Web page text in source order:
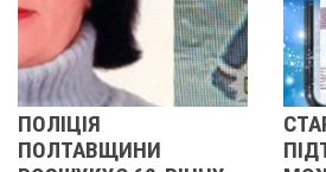
СТАРТУВАЛА "ЗИМОВА
ПІДТРИМКА": УКРАЇНЦІ